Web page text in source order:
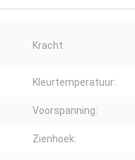
Kracht:
Kleurtemperatuur:
Voorspanning:
Zienhoek: